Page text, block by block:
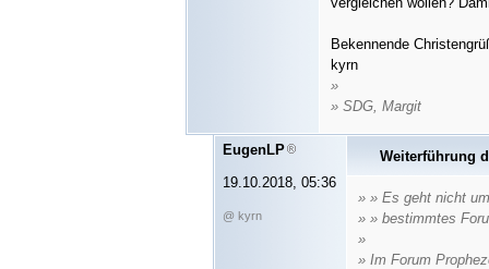
Bekennende
kyrn
»
» SDG, Margit
EugenLP
19.10.2018, 05:36
@ kyrn
Weiterführung
» » Es geht nicht
» » bestimmtes
»
» Im Forum